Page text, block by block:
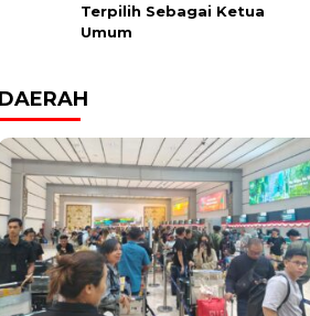
Terpilih Sebagai Ketua
Umum
DAERAH